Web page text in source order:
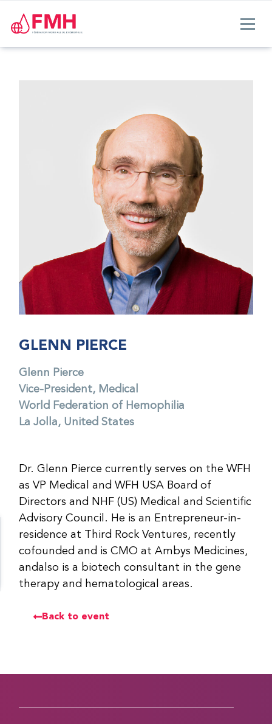
GLENN PIERCE
Glenn Pierce
Vice-President, Medical
World Federation of Hemophilia
La Jolla, United States
Dr. Glenn Pierce currently serves on the WFH
as VP Medical and WFH USA Board of
Directors and NHF (US) Medical and Scientific
Advisory Council. He is an Entrepreneur-in-
residence at Third Rock Ventures, recently
cofounded and is CMO at Ambys Medicines,
andalso is a biotech consultant in the gene
therapy and hematological areas.
Back to event